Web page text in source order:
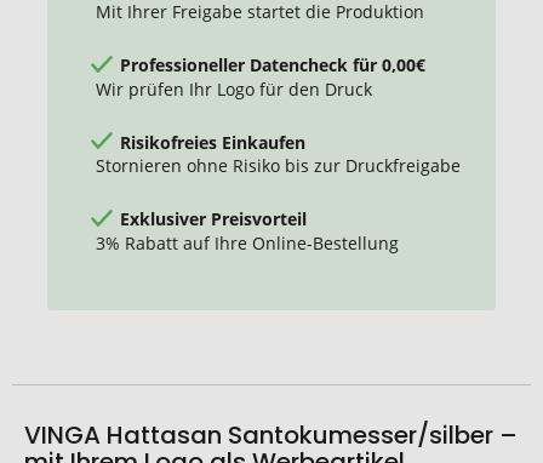
Mit Ihrer Freigabe startet die Produktion
Professioneller Datencheck für 0,00€
Wir prüfen Ihr Logo für den Druck
Risikofreies Einkaufen
Stornieren ohne Risiko bis zur Druckfreigabe
Exklusiver Preisvorteil
3% Rabatt auf Ihre Online-Bestellung
VINGA Hattasan Santokumesser/silber –